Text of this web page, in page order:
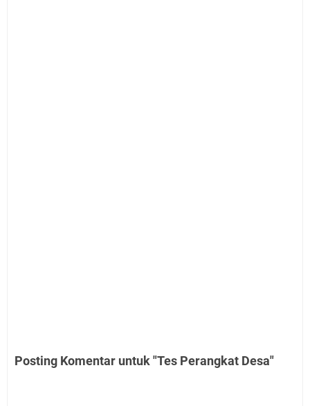
Posting Komentar untuk "Tes Perangkat Desa"